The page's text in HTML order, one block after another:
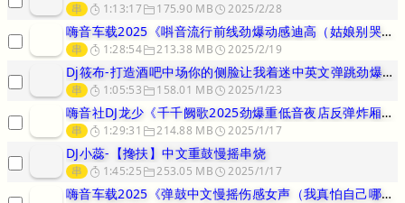
串 1:13:17 175.90 MB 2025/2/28
嗨音车载2025《唞音流行前线劲爆动感迪高（姑娘别哭泣）大不了做你
串 1:28:54 213.38 MB 2025/2/19
Dj筱布-打造酒吧中场你的侧脸让我着迷中英文弹跳劲爆摇头节奏Boo
串 1:05:53 158.01 MB 2025/1/23
嗨音社DJ龙少《千千阙歌2025劲爆重低音夜店反弹炸厢停不下来串烧
串 1:29:31 214.88 MB 2025/1/17
DJ小蕊-【搀扶】中文重鼓慢摇串烧
串 1:45:25 253.05 MB 2025/1/17
嗨音车载2025《弹鼓中文慢摇伤感女声（我真怕自己哪天倒下）专辑混